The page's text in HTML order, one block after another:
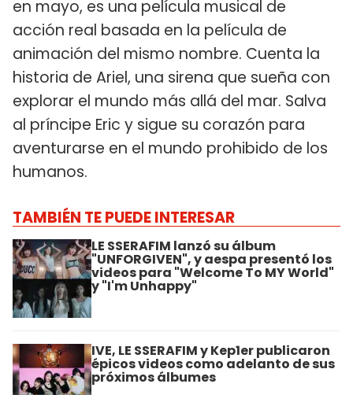
en mayo, es una película musical de
acción real basada en la película de
animación del mismo nombre. Cuenta la
historia de Ariel, una sirena que sueña con
explorar el mundo más allá del mar. Salva
al príncipe Eric y sigue su corazón para
aventurarse en el mundo prohibido de los
humanos.
TAMBIÉN TE PUEDE INTERESAR
LE SSERAFIM lanzó su álbum
"UNFORGIVEN", y aespa presentó los
videos para "Welcome To MY World"
y "I'm Unhappy"
IVE, LE SSERAFIM y Kep1er publicaron
épicos videos como adelanto de sus
próximos álbumes